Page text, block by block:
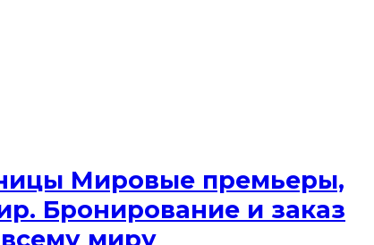
Мировые премьеры,
Бронирование и заказ